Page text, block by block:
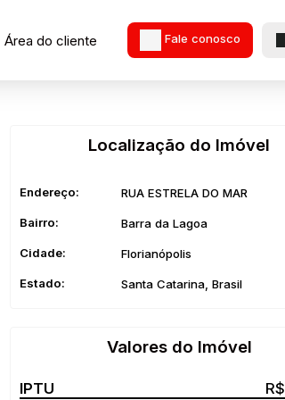
Fale conosco
Área do cliente
Localização do Imóvel
Endereço: RUA ESTRELA DO MAR
Bairro: Barra da Lagoa
Cidade: Florianópolis
Estado: Santa Catarina, Brasil
Valores do Imóvel
R$